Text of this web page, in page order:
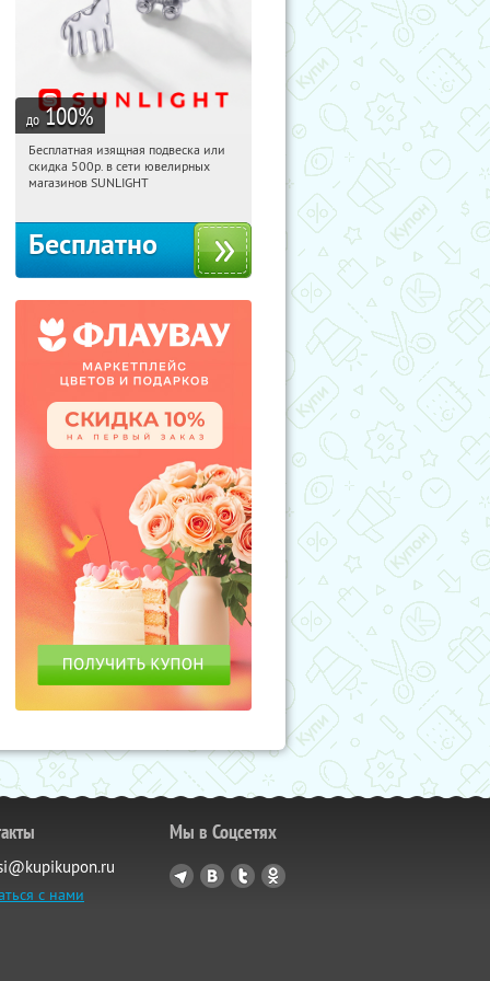
до 100%
04:18:34 Получили:
Россия
Бесплатная изящная подвеска или
скидка 500р. в сети ювелирных
магазинов SUNLIGHT
Бесплатно
с нами
Мы в Соцсетях